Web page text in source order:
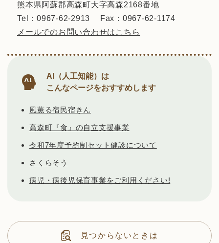
熊本県阿蘇郡高森町大字高森2168番地
Tel：0967-62-2913
Fax：0967-62-1174
メールでのお問い合わせはこちら
AI（人工知能）は
こんなページをおすすめします
風薫る宿民宿きん
高森町『食』の自立支援事業
令和7年度予約制セット健診について
さくらそう
病児・病後児保育事業をご利用ください!
見つからないときは